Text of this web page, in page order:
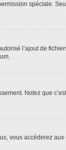
spéciale.
l’ajout de
Notez que
vous accéderez